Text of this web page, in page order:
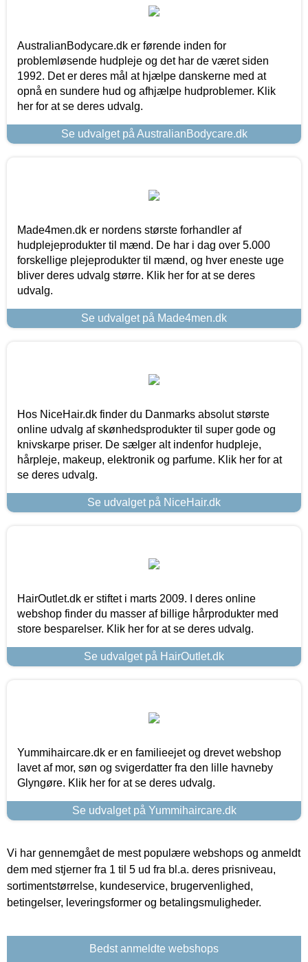
AustralianBodycare.dk er førende inden for
problemløsende hudpleje og det har de været siden
1992. Det er deres mål at hjælpe danskerne med at
opnå en sundere hud og afhjælpe hudproblemer. Klik
her for at se deres udvalg.
Se udvalget på AustralianBodycare.dk
Made4men.dk er nordens største forhandler af
hudplejeprodukter til mænd. De har i dag over 5.000
forskellige plejeprodukter til mænd, og hver eneste uge
bliver deres udvalg større. Klik her for at se deres
udvalg.
Se udvalget på Made4men.dk
Hos NiceHair.dk finder du Danmarks absolut største
online udvalg af skønhedsprodukter til super gode og
knivskarpe priser. De sælger alt indenfor hudpleje,
hårpleje, makeup, elektronik og parfume. Klik her for at
se deres udvalg.
Se udvalget på NiceHair.dk
HairOutlet.dk er stiftet i marts 2009. I deres online
webshop finder du masser af billige hårprodukter med
store besparelser. Klik her for at se deres udvalg.
Se udvalget på HairOutlet.dk
Yummihaircare.dk er en familieejet og drevet webshop
lavet af mor, søn og svigerdatter fra den lille havneby
Glyngøre. Klik her for at se deres udvalg.
Se udvalget på Yummihaircare.dk
Vi har gennemgået de mest populære webshops og anmeldt
dem med stjerner fra 1 til 5 ud fra bl.a. deres prisniveau,
sortimentstørrelse, kundeservice, brugervenlighed,
betingelser, leveringsformer og betalingsmuligheder.
Bedst anmeldte webshops